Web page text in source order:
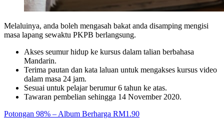
Melaluinya, anda boleh mengasah bakat anda disamping mengisi
masa lapang sewaktu PKPB berlangsung.
Akses seumur hidup ke kursus dalam talian berbahasa
Mandarin.
Terima pautan dan kata laluan untuk mengakses kursus video
dalam masa 24 jam.
Sesuai untuk pelajar berumur 6 tahun ke atas.
Tawaran pembelian sehingga 14 November 2020.
Potongan 98% – Album Berharga RM1.90